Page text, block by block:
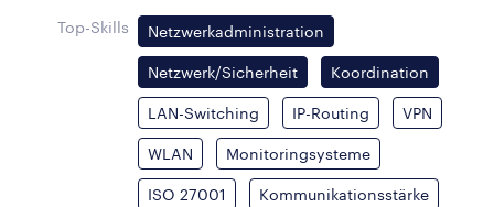
Top-Skills Netzwerkadministration
Netzwerk/Sicherheit Koordination
LAN-Switching IP-Routing VPN
WLAN Monitoringsysteme
ISO 27001 Kommunikationsstärke